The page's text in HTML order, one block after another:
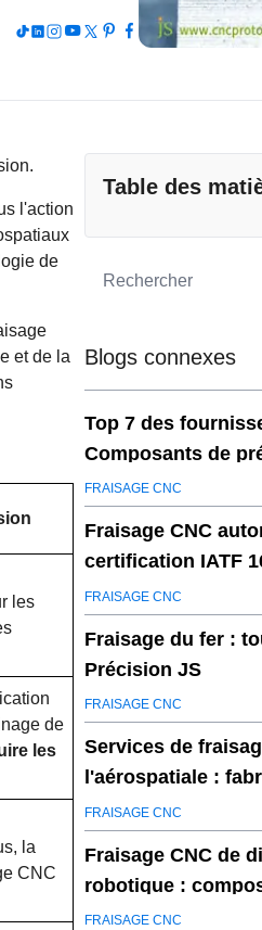
l'action
de
et de la
les
de
les
la
CNC
Table des
Blogs connexes
Top 7 des
Composants de
FRAISAGE CNC
Fraisage CNC
certification IATF
volume et la
FRAISAGE CNC
Fraisage du fer :
Précision JS
FRAISAGE CNC
Services de
l'aérospatiale :
longerons d'aile
FRAISAGE CNC
Fraisage CNC de
robotique :
ISO 13485
FRAISAGE CNC